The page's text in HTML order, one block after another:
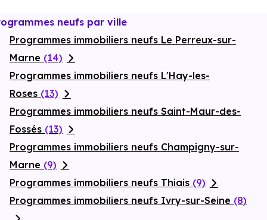
neufs par ville
Programmes immobiliers neufs Le Perreux-sur-
Marne (14)
Programmes immobiliers neufs L'Hay-les-
Roses (13)
Programmes immobiliers neufs Saint-Maur-des-
Fossés (13)
Programmes immobiliers neufs Champigny-sur-
Marne (9)
Programmes immobiliers neufs Thiais (9)
Programmes immobiliers neufs Ivry-sur-Seine (8)